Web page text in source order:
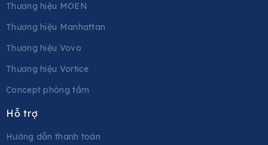
Thương hiệu MOEN
Thương hiệu Manhattan
Thương hiệu Vovo
Thương hiệu Vortice
Concept phòng tắm
Hỗ trợ
Hướng dẫn thanh toán